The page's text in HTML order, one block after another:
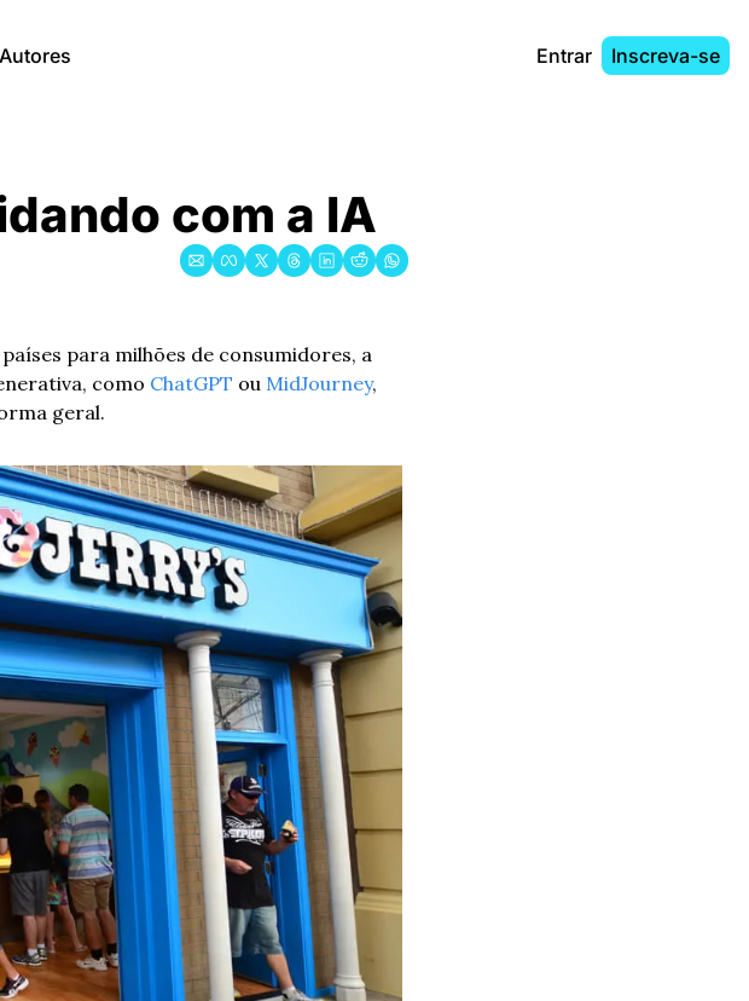
Autores Entrar Inscreva-se
com a IA
para milhões de consumidores, a
como ChatGPT ou MidJourney,
geral.